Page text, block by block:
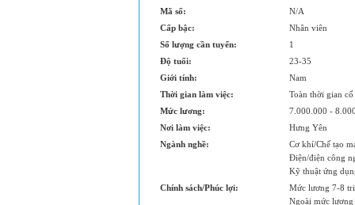
Mã số:
N/A
Cấp bậc:
Nhân viên
Số lượng cần tuyển:
1
Độ tuổi:
23-35
Giới tính:
Nam
Thời gian làm việc:
Toàn thời gian
Mức lương:
7.000.000 -
Nơi làm việc:
Hưng Yên
Ngành nghề:
Cơ khí/Chế tạo
Điện/điện công
Kỹ thuật ứng
Chính sách/Phúc lợi:
Mức lương 7-8
Ngoài mức